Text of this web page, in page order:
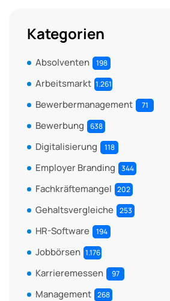
Kategorien
Absolventen 198
Arbeitsmarkt 1.261
Bewerbermanagement 71
Bewerbung 638
Digitalisierung 118
Employer Branding 344
Fachkräftemangel 202
Gehaltsvergleiche 253
HR-Software 194
Jobbörsen 1.176
Karrieremessen 97
Management 268